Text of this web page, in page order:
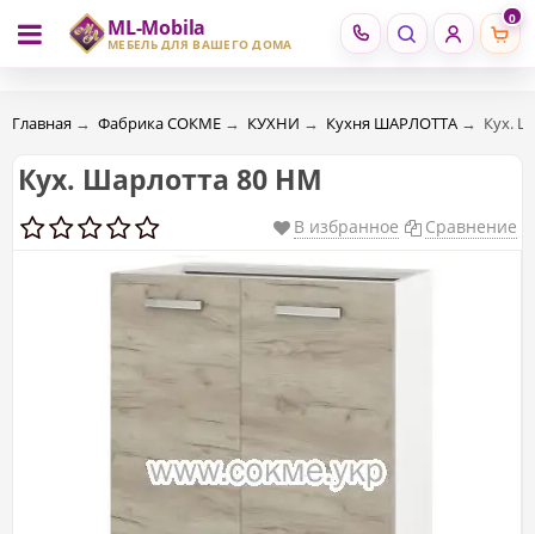
ML-Mobila
МЕБЕЛЬ ДЛЯ ВАШЕГО ДОМА
0
RU RO
Главная → Фабрика СОКМЕ → КУХНИ → Кухня ШАРЛОТТА → Кух.
Кух. Шарлотта 80 НМ
В избранное Сравнение